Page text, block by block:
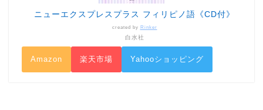
ニューエクスプレスプラス フィリピノ語《CD付》
created by Rinker
白水社
Amazon 楽天市場 Yahooショッピング